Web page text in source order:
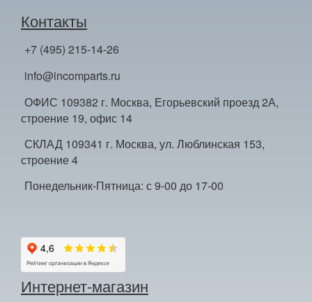
Контакты
+7 (495) 215-14-26
info@incomparts.ru
ОФИС 109382 г. Москва, Егорьевский проезд 2А,
строение 19, офис 14
СКЛАД 109341 г. Москва, ул. Люблинская 153,
строение 4
Понедельник-Пятница: с 9-00 до 17-00
Интернет-магазин